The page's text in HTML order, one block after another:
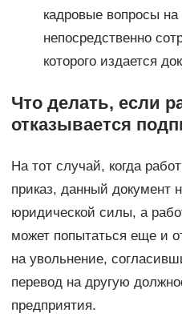
кадровые вопросы
непосредственно
которого издается
Что делать, если
отказывается
На тот случай, когда
приказ, данный документ
юридической силы, а
может попытаться еще и
на увольнение,
перевод на другую
предприятия.